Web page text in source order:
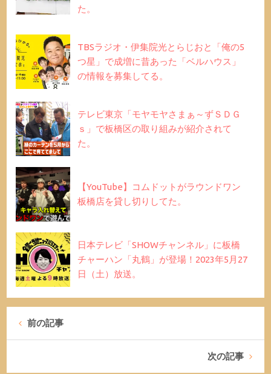
た。
TBSラジオ・伊集院光とらじおと「俺の5
つ星」で成増に昔あった「ベルハウス」
の情報を募集してる。
テレビ東京「モヤモヤさまぁ～ずＳＤＧ
ｓ」で板橋区の取り組みが紹介されて
た。
【YouTube】コムドットがラウンドワン
板橋店を貸し切りしてた。
日本テレビ「SHOWチャンネル」に板橋
チャーハン「丸鶴」が登場！2023年5月27
日（土）放送。
前の記事
次の記事